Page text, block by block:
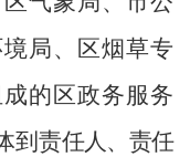
局、
区烟草专
的 区政务服务
到责任人、责任